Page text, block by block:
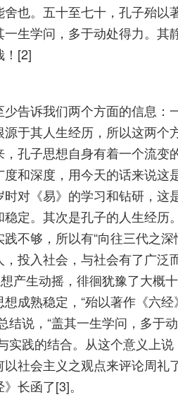
舍也。五十至七十，孔子殆
生学问，多于动处得力。
！[2]
告诉我们两个方面的信息
源于其人生经历，所以这两
孔子思想自身有着一个流
和深度，用今天的话来说
时对《易》的学习和钻研，
稳定。其次是孔子的人生经
不够，所以有“向往三代之深
投入社会，与社会有了广
产生动摇，徘徊犹豫了大概
成熟稳定，“殆以著作《六
结说，“盖其一生学问，多
实践的结合。从这个意义上
社会主义之观点来评论周
长函了[3]。